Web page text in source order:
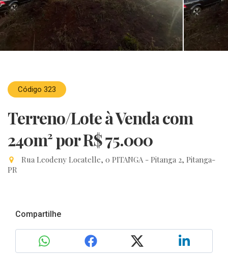
Código 323
Terreno/Lote à Venda com
240m²por R$ 75.000
Rua Leodeny Locatelle, 0 PITANGA - Pitanga 2, Pitanga-
PR
Compartilhe